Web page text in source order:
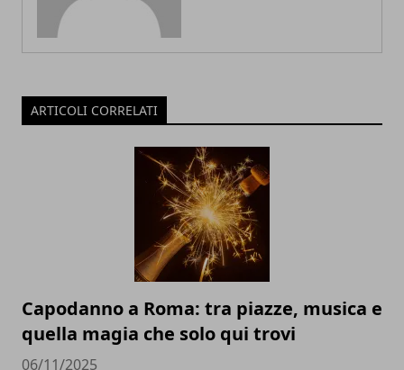
ARTICOLI CORRELATI
Capodanno a Roma: tra piazze, musica e
quella magia che solo qui trovi
06/11/2025